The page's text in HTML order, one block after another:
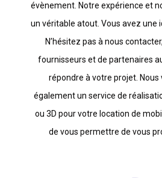
évènement. Notre expérience et
un véritable atout. Vous avez une
N’hésitez pas à nous
fournisseurs et de partenaires
répondre à votre projet. Nous
également un service de
ou 3D pour votre location de
de vous permettre de vous